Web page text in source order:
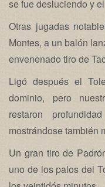
se fue desluciendo y
Otras jugadas
Montes, a un balón
envenenado tiro de
Ligó después el
dominio, pero
restaron
mostrándose también
Un gran tiro de
uno de los palos del